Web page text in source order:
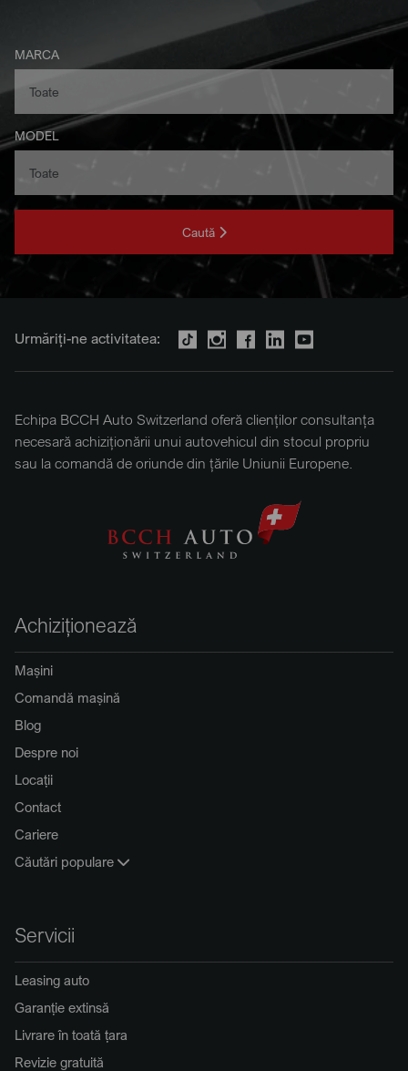
MARCA
MODEL
Caută
Urmăriți-ne activitatea:
Echipa BCCH Auto Switzerland oferă clienților consultanța
necesară achiziționării unui autovehicul din stocul propriu
sau la comandă de oriunde din țările Uniunii Europene.
Achiziționează
Mașini
Comandă mașină
Blog
Despre noi
Locații
Contact
Cariere
Căutări populare
Servicii
Leasing auto
Garanție extinsă
Livrare în toată țara
Revizie gratuită